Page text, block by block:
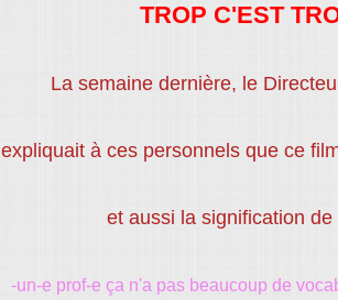
TROP C'EST
La semaine dernière, le
expliquait à ces personnels que ce
et aussi la signification de
-un-e prof-e ça n'a pas beaucoup de